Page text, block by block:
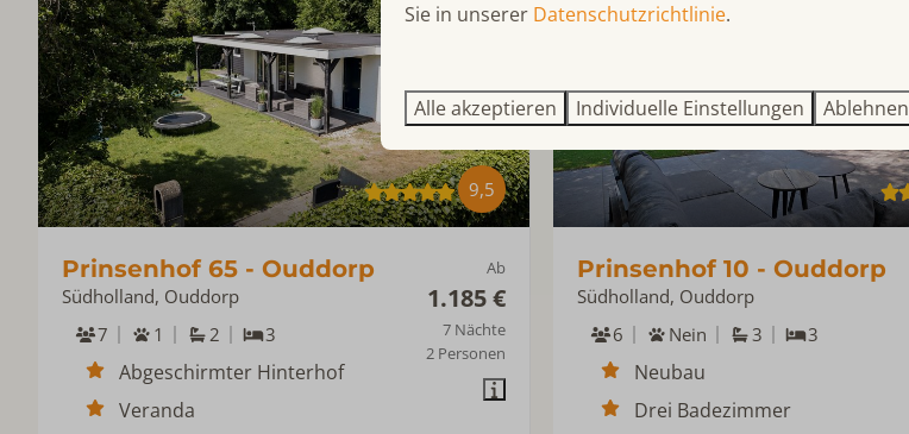
9,5
Ab
1.185 €
7 Nächte
2 Personen
Prinsenhof 65 - Ouddorp
Südholland, Ouddorp
7
1 2 3
Abgeschirmter Hinterhof
Veranda
Prinsenhof 10 - Ouddorp
Südholland, Ouddorp
6
Nein 3 3
Neubau
Drei Badezimmer
Sie in unserer Datenschutzrichtlinie.
Alle akzeptieren Individuelle Einstellungen Ablehnen